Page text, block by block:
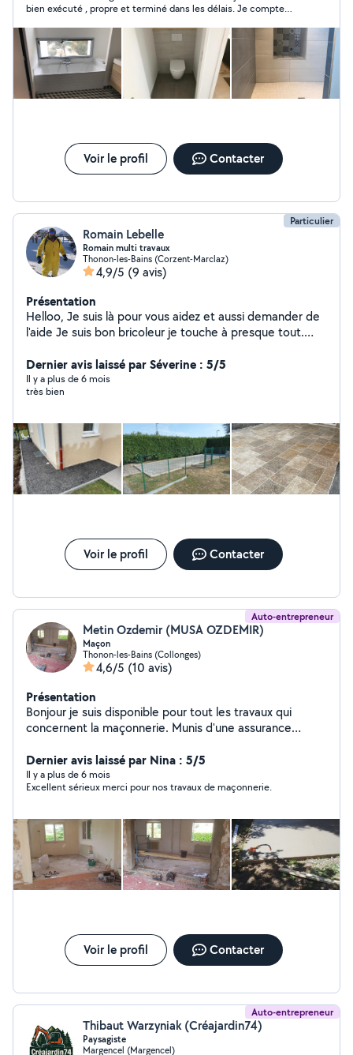
N'hésitez pas à me contacter pour toute demande de
devis
bien exécuté , propre et terminé dans les délais. Je compte
Voir le profil Contacter
Particulier
Romain Lebelle
Romain multi travaux
Thonon-les-Bains (Corzent-Marclaz)
4,9/5 (9 avis)
Présentation
Helloo, Je suis là pour vous aidez et aussi demander de
l'aide Je suis bon bricoleur je touche à presque tout.
Dernier avis laissé par Séverine : 5/5
Il y a plus de 6 mois
très bien
Voir le profil Contacter
Auto-entrepreneur
Metin Ozdemir (MUSA OZDEMIR)
Maçon
Thonon-les-Bains (Collonges)
4,6/5 (10 avis)
Présentation
Bonjour je suis disponible pour tout les travaux qui
concernent la maçonnerie. Munis d'une assurance
Dernier avis laissé par Nina : 5/5
Il y a plus de 6 mois
Excellent sérieux merci pour nos travaux de maçonnerie.
Voir le profil Contacter
Auto-entrepreneur
Thibaut Warzyniak (Créajardin74)
Paysagiste
Margencel (Margencel)